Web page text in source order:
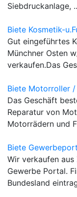
Siebdruckanlage,
Biete Kosmetik-
Gut eingeführtes
Münchner Osten
verkaufen.Das
Biete Motorroller /
Das Geschäft
Reparatur von
Motorrädern und
Biete
Wir verkaufen
Gewerbe Portal.
Bundesland